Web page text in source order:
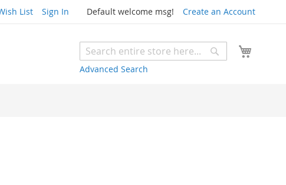
List Sign In Default welcome msg! Create an Account
Search
Advanced Search
Search